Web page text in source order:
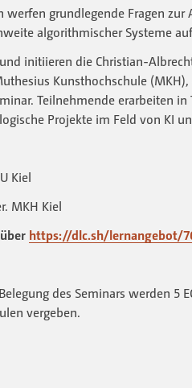
werfen grundlegende Fragen zur
algorithmischer Systeme
initiieren die Christian-
Kunsthochschule
Teilnehmende erarbeiten in
Projekte im Feld von KI
Kiel
MKH Kiel
https://dlc.sh/lernangebot/
des Seminars werden 5
vergeben.